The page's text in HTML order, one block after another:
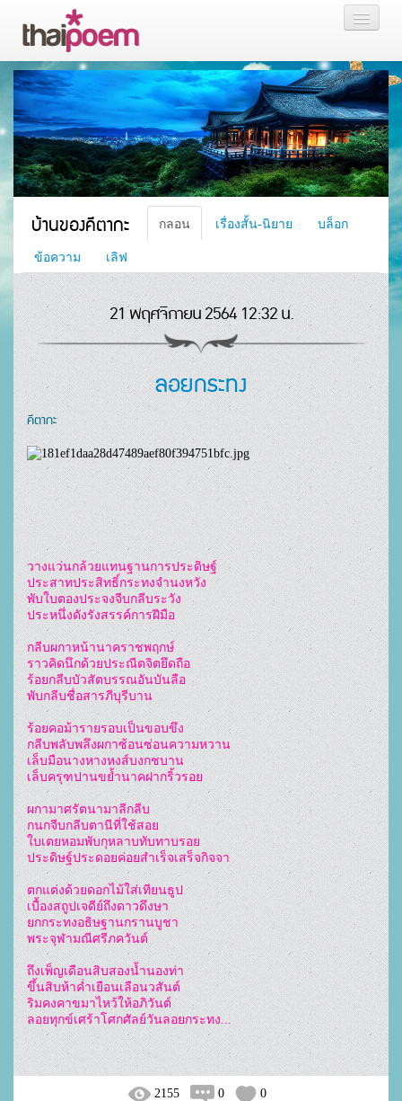
หน้าแรก
กลอน
เรื่องสั้น นิยาย
บล็อก
สมาชิก
หน้าส่วนตัว
บ้านของคีตากะ กลอน เรื่องสั้น-นิยาย
บล็อก
ข้อความ
เลิฟ
21 พฤศจิกายน 2564 12:32 น.
ลอยกระทง
คีตากะ
วางแว่นกล้วยแทนฐานการประดิษฐ์
ประสาทประสิทธิ์กระทงจำนงหวัง
พับใบตองประจงจีบกลีบระวัง
ประหนึ่งดังรังสรรค์การฝีมือ
กลีบผกาหน้านาคราชพฤกษ์
ราวคิดนึกด้วยประณีตจิตยึดถือ
ร้อยกลีบบัวสัตบรรณอันบันลือ
พับกลีบชื่อสารภีบุรีบาน
ร้อยคอม้ารายรอบเป็นขอบขึง
กลีบพลับพลึงผกาซ้อนซ่อนความหวาน
เล็บมือนางหางหงส์บงกชบาน
เล็บครุฑปานขย้ำนาคฝากริ้วรอย
ผกามาศรัตนามาลีกลีบ
กนกจีบกลีบตานีที่ใช้สอย
ใบเตยหอมพับกุหลาบทับทาบรอย
ประดิษฐ์ประดอยค่อยสำเร็จเสร็จกิจจา
ตกแต่งด้วยดอกไม้ใส่เทียนธูป
เบื้องสถูปเจดีย์ถึงดาวดึงษา
ยกกระทงอธิษฐานกรานบูชา
พระจุฬามณีศรีภควันต์
ถึงเพ็ญเดือนสิบสองน้ำนองท่า
ขึ้นสิบห้าค่ำเยือนเลือนวสันต์
ริมคงคาขมาไหว้ให้อภิวันต์
ลอยทุกข์เศร้าโศกศัลย์วันลอยกระทง...
2155 0 0